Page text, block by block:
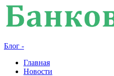
Блог -
Главная
Новости